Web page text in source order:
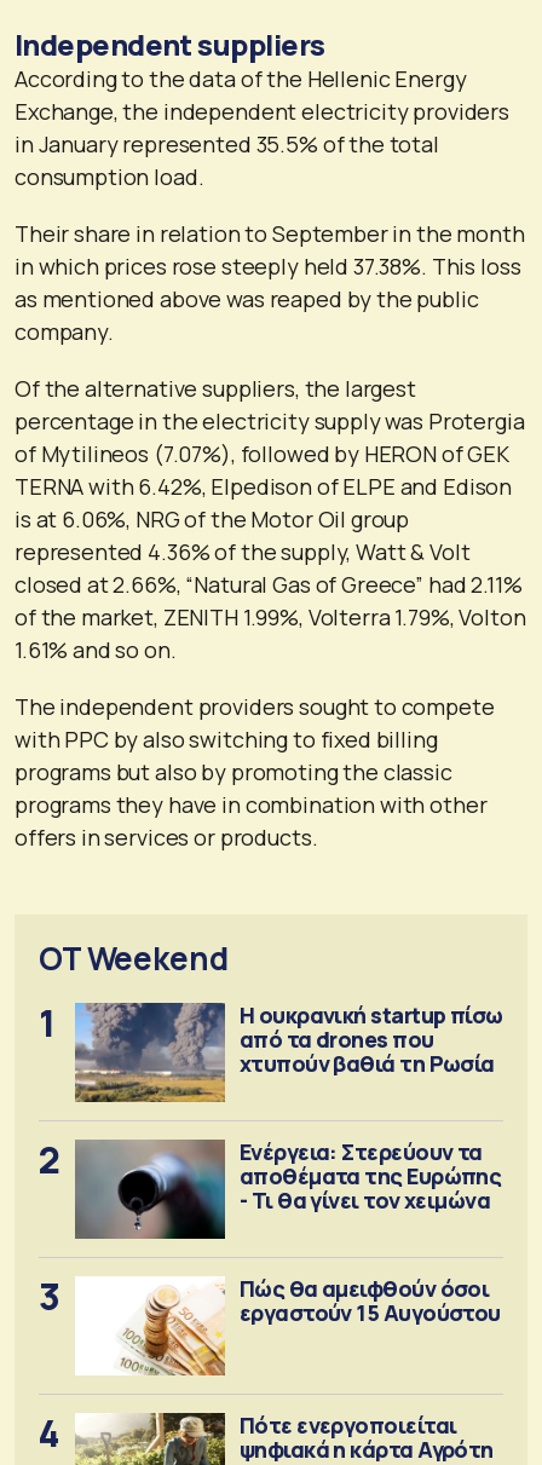
Independent suppliers
According to the data of the Hellenic Energy
Exchange, the independent electricity providers
in January represented 35.5% of the total
consumption load.
Their share in relation to September in the month
in which prices rose steeply held 37.38%. This loss
as mentioned above was reaped by the public
company.
Of the alternative suppliers, the largest
percentage in the electricity supply was Protergia
of Mytilineos (7.07%), followed by HERON of GEK
TERNA with 6.42%, Elpedison of ELPE and Edison
is at 6.06%, NRG of the Motor Oil group
represented 4.36% of the supply, Watt & Volt
closed at 2.66%, “Natural Gas of Greece” had 2.11%
of the market, ZENITH 1.99%, Volterra 1.79%, Volton
1.61% and so on.
The independent providers sought to compete
with PPC by also switching to fixed billing
programs but also by promoting the classic
programs they have in combination with other
offers in services or products.
OT Weekend
1
Η ουκρανική startup πίσω
από τα drones που
χτυπούν βαθιά τη Ρωσία
2
Ενέργεια: Στερεύουν τα
αποθέματα της Ευρώπης
- Τι θα γίνει τον χειμώνα
3
Πώς θα αμειφθούν όσοι
εργαστούν 15 Αυγούστου
4
Πότε ενεργοποιείται
ψηφιακά η κάρτα Αγρότη